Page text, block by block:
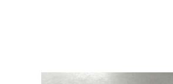
Omitir galería de imágenes